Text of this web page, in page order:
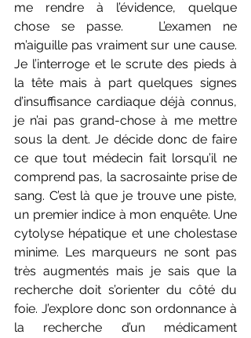
me rendre à l’évidence, quelque
chose se passe.   L’examen ne
m’aiguille pas vraiment sur une cause.
Je l’interroge et le scrute des pieds à
la tête mais à part quelques signes
d’insuffisance cardiaque déjà connus,
je n’ai pas grand-chose à me mettre
sous la dent. Je décide donc de faire
ce que tout médecin fait lorsqu’il ne
comprend pas, la sacrosainte prise de
sang. C’est là que je trouve une piste,
un premier indice à mon enquête. Une
cytolyse hépatique et une cholestase
minime. Les marqueurs ne sont pas
très augmentés mais je sais que la
recherche doit s’orienter du côté du
foie. J’explore donc son ordonnance à
la recherche d’un médicament